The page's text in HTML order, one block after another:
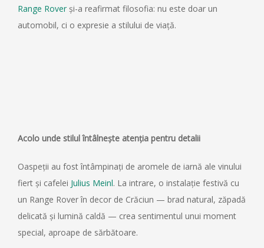
Range Rover și-a reafirmat filosofia: nu este doar un
automobil, ci o expresie a stilului de viață.
Acolo unde stilul întâlnește atenția pentru detalii
Oaspeții au fost întâmpinați de aromele de iarnă ale vinului
fiert și cafelei Julius Meinl. La intrare, o instalație festivă cu
un Range Rover în decor de Crăciun — brad natural, zăpadă
delicată și lumină caldă — crea sentimentul unui moment
special, aproape de sărbătoare.